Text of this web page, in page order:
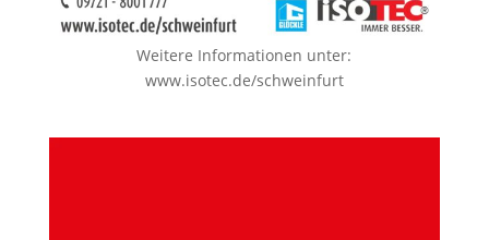
Weitere Informationen unter:
www.isotec.de/schweinfurt